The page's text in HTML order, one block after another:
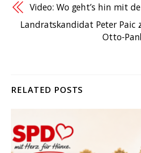
Video: Wo geht’s hin mit
Landratskandidat Peter Paic
Otto-
RELATED POSTS